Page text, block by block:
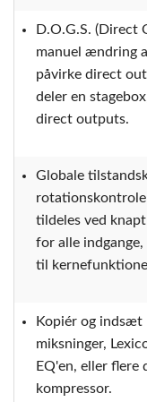
D.O.G.S. (Direct
manuel ændring
påvirke direct
deler en
direct outputs.
Globale
tildeles ved
for alle
til
Kopiér og indsæt
miksninger,
EQ'en, eller flere
kompressor.